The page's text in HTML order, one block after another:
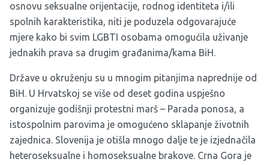
osnovu seksualne orijentacije, rodnog identiteta i/ili
spolnih karakteristika, niti je poduzela odgovarajuće
mjere kako bi svim LGBTI osobama omogućila uživanje
jednakih prava sa drugim građanima/kama BiH.
Države u okruženju su u mnogim pitanjima naprednije od
BiH. U Hrvatskoj se više od deset godina uspješno
organizuje godišnji protestni marš – Parada ponosa, a
istospolnim parovima je omogućeno sklapanje životnih
zajednica. Slovenija je otišla mnogo dalje te je izjednačila
heteroseksualne i homoseksualne brakove. Crna Gora je